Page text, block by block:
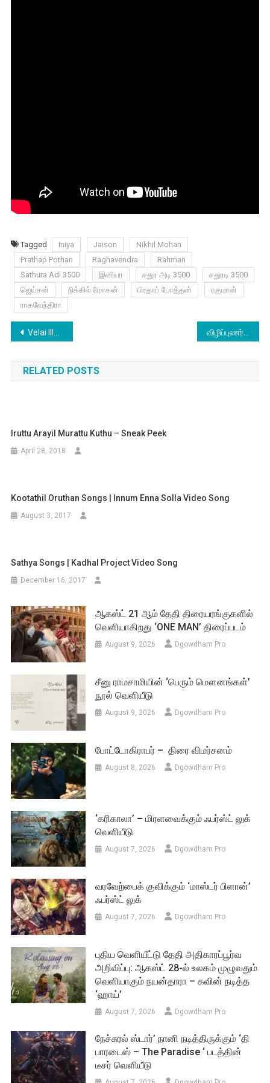
Tagged Iniya Jaison
Nikhil Mohan
Prathap Pothan
Raghavendra
Rahman
Sathura Adi 3500
இனியா சதுர அடி 3500
சதுரடி 3500
ஜெய்சன்
நிக்கில் மோகன் பிரதாப் போத்தன்
ரகுமான்
ராகவேந்திரா
Post
navigation
Velai Illa Pattadhaari 2 – Releasing Aug 11th விழிப்புணர்வு படத்திற்கு சான்றிதழ் தர மறுத்த தணிக்கைக் குழு?
RELATED POSTS
Iruttu Arayil Murattu Kuthu – Sneak Peek
April 28, 2018
Kootathil Oruthan Songs | Innum Enna Solla Video Song
August 3, 2017
Sathya Songs | Kadhal Project Video Song
December 16, 2017
ஆகஸ்ட் 21 ஆம் தேதி திரையரங்குகளில்
வெளியாகிறது ‘ONE MAN’ திரைப்படம்
August 9, 2026 Dgowdham Pro
சீனு ராமசாமியின் ‘பெரும் மௌனங்கள்’
நூல் வெளியீடு
August 9, 2026 Dgowdham Pro
போட்டோகிராபர் – திரை விமர்சனம்
August 8, 2026 Dgowdham Pro
‘கரிகாலா’ – மிரளவைக்கும் ஃபர்ஸ்ட் லுக்
வெளியீடு
August 7, 2026 Dgowdham Pro
வரவேற்பைக் குவிக்கும் ‘மாஸ்டர் பிளான்’
ஃபர்ஸ்ட் லுக்
August 7, 2026 Dgowdham Pro
புதிய வெளியீட்டு தேதி அதிகாரப்பூர்வ
அறிவிப்பு: ஆகஸ்ட் 28-ல் உலகம் முழுவதும்
வெளியாகும் நயன்தாரா – கவின் நடித்த
‘ஹாய்’
August 7, 2026 Dgowdham Pro
நேச்சுரல் ஸ்டார்’ நானி நடித்திருக்கும் ‘தி
பாரடைஸ் – The Paradise ‘ படத்தின்
டீசர் வெளியீடு